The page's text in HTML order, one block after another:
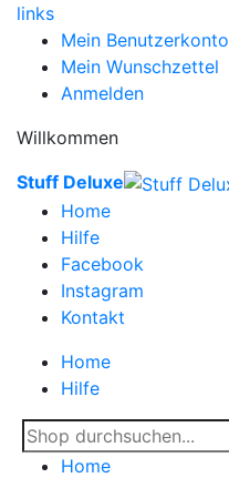
links
Mein Benutzerkonto
Mein Wunschzettel
Anmelden
Willkommen
Stuff Deluxe
Home
Hilfe
Facebook
Instagram
Kontakt
Home
Hilfe
Home